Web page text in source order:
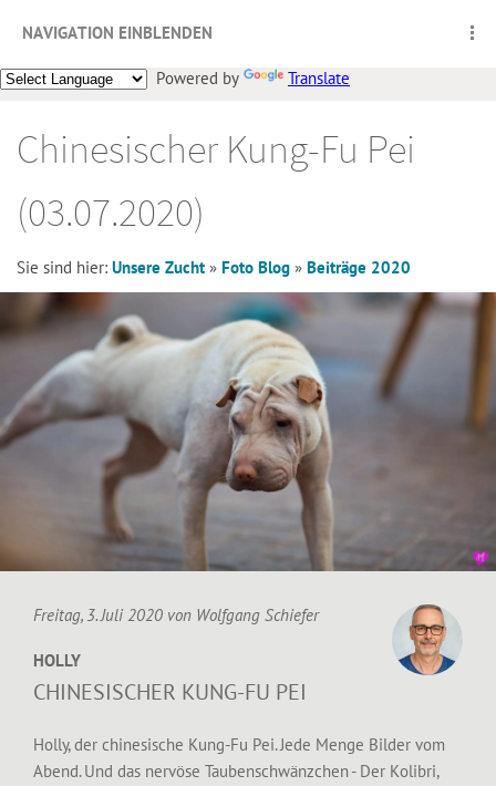
NAVIGATION EINBLENDEN
Powered by Translate
Chinesischer Kung-Fu Pei
(03.07.2020)
Sie sind hier: Unsere Zucht » Foto Blog » Beiträge 2020
Freitag, 3. Juli 2020 von Wolfgang Schiefer
HOLLY
CHINESISCHER KUNG-FU PEI
Holly, der chinesische Kung-Fu Pei. Jede Menge Bilder vom
Abend. Und das nervöse Taubenschwänzchen - Der Kolibri,